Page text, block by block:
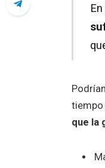
tiempo
que la